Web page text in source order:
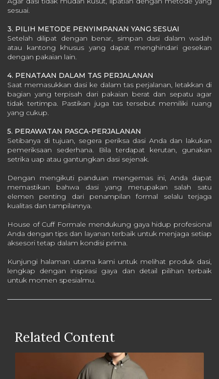
sesuai.
3. PILIH METODE PENYIMPANAN YANG SESUAI
Setelah dilipat dengan benar, simpan dasi dalam wadah
atau kantong khusus yang dapat menghindari gesekan
dengan pakaian lain.
4. PENATAAN DALAM TAS PERJALANAN
Saat memasukkan dasi ke dalam tas perjalanan, letakkan di
bagian yang terpisah dari pakaian berat dan sepatu agar
tidak tertimpa. Pastikan juga tas tersebut memiliki ruang
yang cukup.
5. PERAWATAN PASCA-PERJALANAN
Setibanya di tujuan, segera periksa dasi Anda dan lakukan
pemeriksaan sederhana. Bila terdapat kerutan, gunakan
setrika uap atau gantungkan dasi sejenak.
Dengan mengikuti panduan mengemas ini, Anda dapat
memastikan bahwa dasi yang merupakan salah satu
elemen penting dari penampilan formal selalu terjaga
kualitas dan tampilannya.
House of Cuff Formale mendukung gaya hidup profesional
Anda dengan tips dan layanan terbaik untuk menjaga setiap
aksesori tetap dalam kondisi prima.
Kunjungi halaman utama kamiuntuk melihat produk dasi,
lengkap dengan inspirasi gaya dan detail pilihan terbaik
untuk momen spesialmu.
Related Content